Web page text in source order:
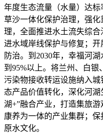
年度生态流量（水量）达标
草沙一体化保护治理，强
理，全面推进水土流失综
进水域岸线保护与修复；
防治。到2030年，幸福河
到95%以上。将兰州、白
污染物接收转运设施纳入
态产品价值转化，深化河
湖+”融合产业，打造集旅
康养为一体的产业集群；
原水文化。